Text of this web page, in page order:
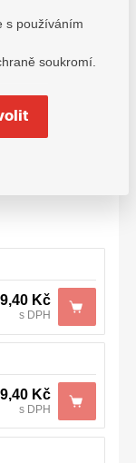
Kč
s DPH
Kč
s DPH
s používáním
soukromí.